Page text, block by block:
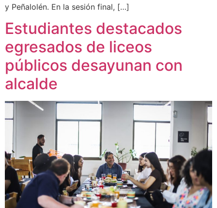
y Peñalolén. En la sesión final, […]
Estudiantes destacados
egresados de liceos
públicos desayunan con
alcalde